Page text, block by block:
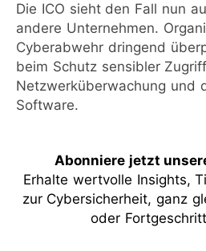
Die ICO sieht den Fall nun
andere Unternehmen.
Cyberabwehr dringend
beim Schutz sensibler
Netzwerküberwachung und
Software.
Abonniere jetzt
Erhalte wertvolle Insights,
zur Cybersicherheit, ganz
oder